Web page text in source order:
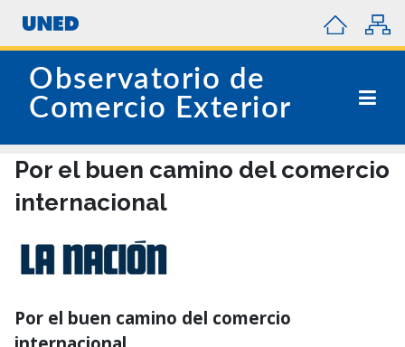
Observatorio de
Comercio Exterior
Por el buen camino del comercio
internacional
Por el buen camino del comercio